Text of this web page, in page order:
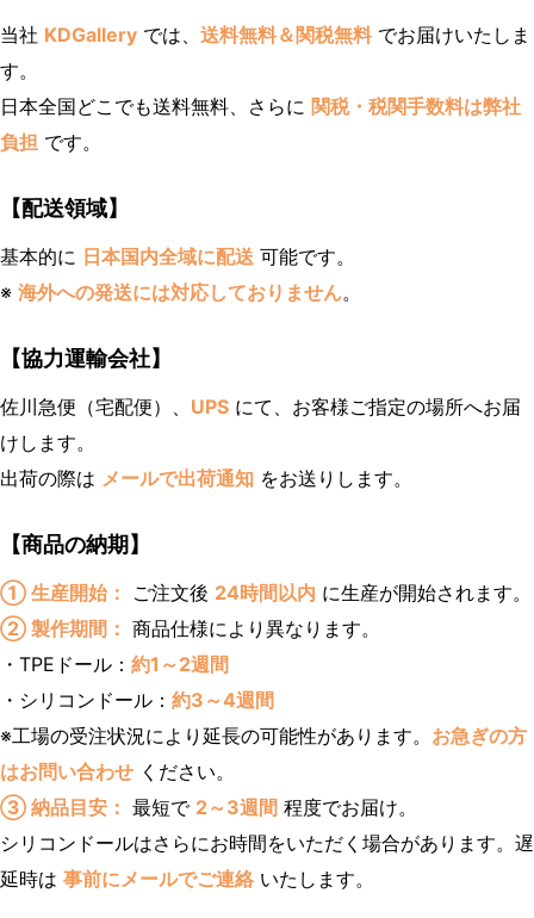
当社 KDGallery では、 送料無料＆関税無料でお届けいたしま
す。
日本全国どこでも送料無料、さらに 関税・税関手数料は弊社
負担 です。
【配送領域】
基本的に 日本国内全域に配送 可能です。
※ 海外への発送には対応しておりません。
【協力運輸会社】
佐川急便（宅配便）、 UPS にて、お客様ご指定の場所へお届
けします。
出荷の際は メールで出荷通知 をお送りします。
【商品の納期】
① 生産開始： ご注文後 24時間以内 に生産が開始されます。
② 製作期間： 商品仕様により異なります。
・TPEドール： 約1～2週間
・シリコンドール： 約3～4週間
※工場の受注状況により延長の可能性があります。 お急ぎの方
はお問い合わせ ください。
③ 納品目安： 最短で 2～3週間 程度でお届け。
シリコンドールはさらにお時間をいただく場合があります。遅
延時は 事前にメールでご連絡 いたします。